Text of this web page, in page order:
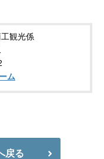
観光係
ム
戻る